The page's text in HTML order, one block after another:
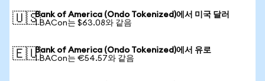
🇺🇸Bank of America (Ondo Tokenized)에서 미국 달러
1 BACon는 $63.08와 같음
🇪🇺Bank of America (Ondo Tokenized)에서 유로
1 BACon는 €54.57와 같음